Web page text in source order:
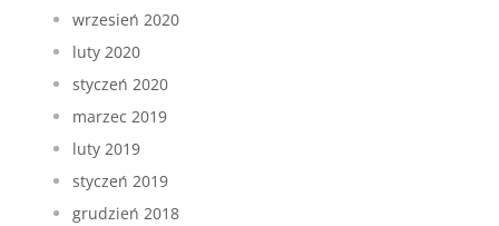
wrzesień 2020
luty 2020
styczeń 2020
marzec 2019
luty 2019
styczeń 2019
grudzień 2018